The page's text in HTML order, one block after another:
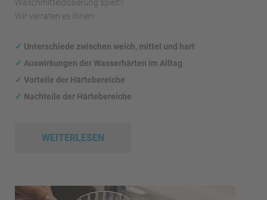
Waschmitteldosierung spielt?
Wir verraten es Ihnen!
✓ Unterschiede zwischen weich, mittel und hart
✓ Auswirkungen der Wasserhärten im Alltag
✓ Vorteile der Härtebereiche
✓ Nachteile der Härtebereiche
WEITERLESEN